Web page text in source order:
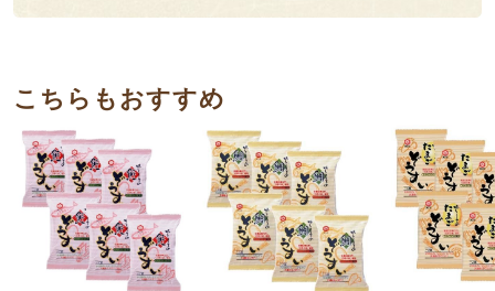
こちらもおすすめ